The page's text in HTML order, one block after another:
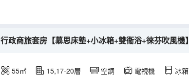
行政商旅套房【慕思床墊+小冰箱+雙衞浴+徠芬吹風機】
55㎡ 15,17-20層 空調 電視機 冰箱